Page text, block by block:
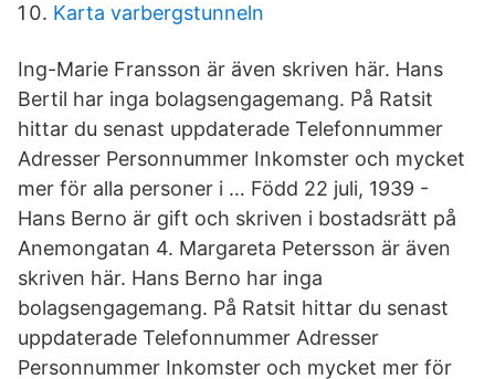
Karta varbergstunneln
Ing-Marie Fransson är även skriven här. Hans
Bertil har inga bolagsengagemang. På Ratsit
hittar du senast uppdaterade Telefonnummer
Adresser Personnummer Inkomster och mycket
mer för alla personer i … Född 22 juli, 1939 -
Hans Berno är gift och skriven i bostadsrätt på
Anemongatan 4. Margareta Petersson är även
skriven här. Hans Berno har inga
bolagsengagemang. På Ratsit hittar du senast
uppdaterade Telefonnummer Adresser
Personnummer Inkomster och mycket mer för